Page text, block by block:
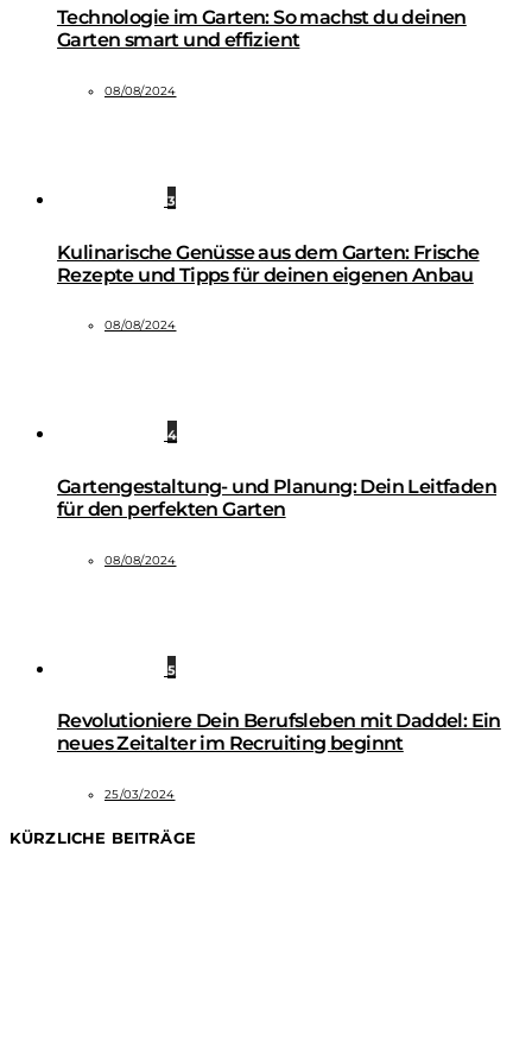
Technologie im Garten: So machst du deinen
Garten smart und effizient
08/08/2024
3
Kulinarische Genüsse aus dem Garten: Frische
Rezepte und Tipps für deinen eigenen Anbau
08/08/2024
4
Gartengestaltung- und Planung: Dein Leitfaden
für den perfekten Garten
08/08/2024
5
Revolutioniere Dein Berufsleben mit Daddel: Ein
neues Zeitalter im Recruiting beginnt
25/03/2024
KÜRZLICHE BEITRÄGE